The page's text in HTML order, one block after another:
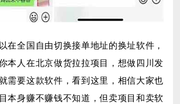
在全国自由切换接单地址的换址软件，
本人在北京做货拉拉项目，想做四川发
需要这款软件，看到这里，相信大家也
本身赚不赚钱不知道，但卖项目和卖软